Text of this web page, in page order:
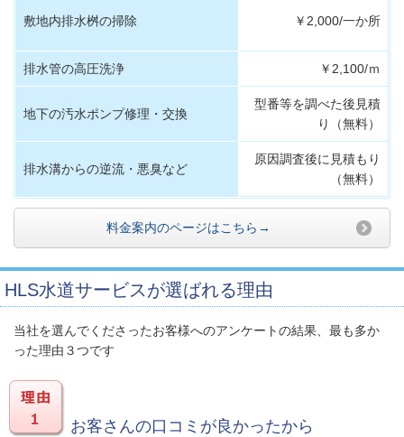
敷地内排水桝の掃除 ￥2,000/一か所
排水管の高圧洗浄 ￥2,100/ｍ
地下の汚水ポンプ修理・交換
型番等を調べた後見積
り（無料）
排水溝からの逆流・悪臭など
原因調査後に見積もり
（無料）
料金案内のページはこちら→
HLS水道サービスが選ばれる理由
当社を選んでくださったお客様へのアンケートの結果、最も多か
った理由３つです
お客さんの口コミが良かったから